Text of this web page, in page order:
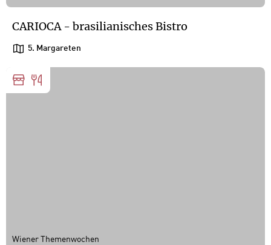
CARIOCA - brasilianisches Bistro
5. Margareten
Wiener Themenwochen